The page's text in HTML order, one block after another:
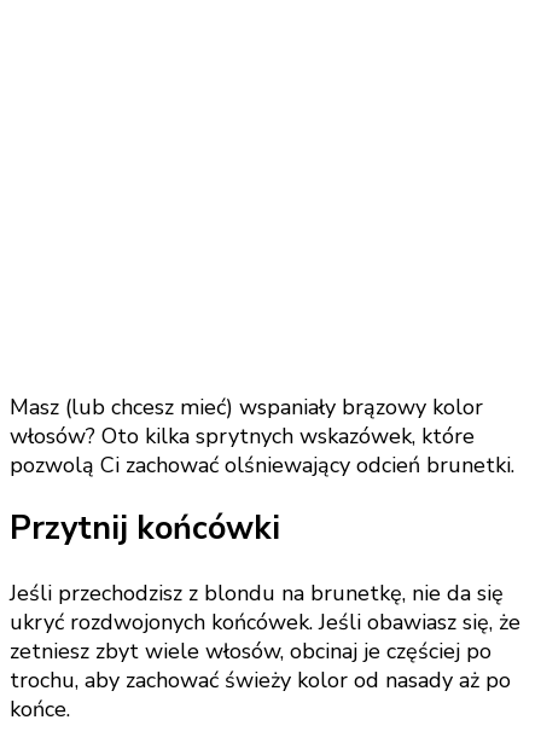
Masz (lub chcesz mieć) wspaniały brązowy kolor
włosów? Oto kilka sprytnych wskazówek, które
pozwolą Ci zachować olśniewający odcień brunetki.
Przytnij końcówki
Jeśli przechodzisz z blondu na brunetkę, nie da się
ukryć rozdwojonych końcówek. Jeśli obawiasz się, że
zetniesz zbyt wiele włosów, obcinaj je częściej po
trochu, aby zachować świeży kolor od nasady aż po
końce.